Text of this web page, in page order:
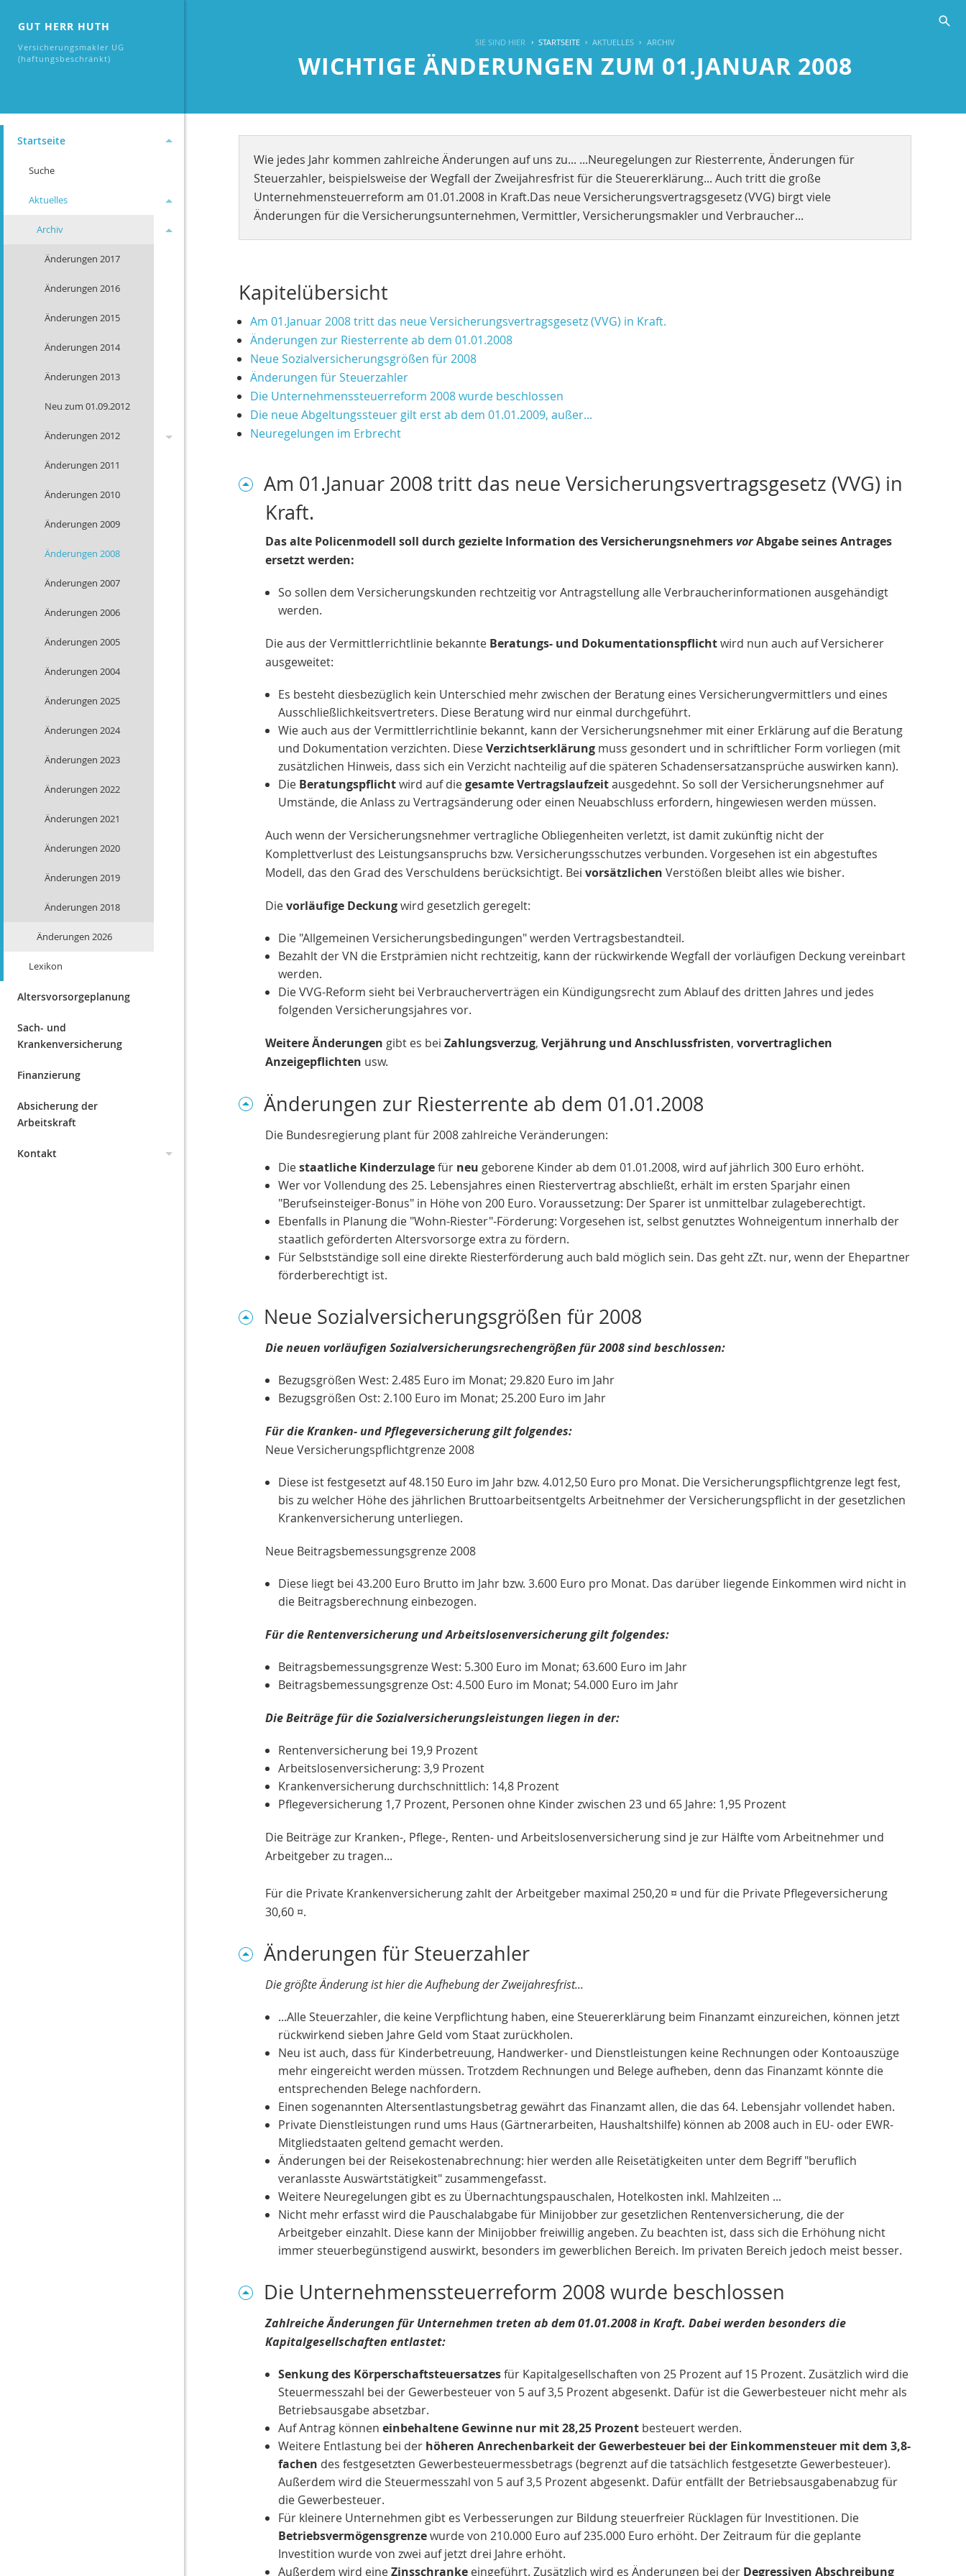
GUT HERR HUTH
Versicherungsmakler UG
(haftungsbeschränkt)
Startseite
Suche
Aktuelles
Archiv
Änderungen 2017
Änderungen 2016
Änderungen 2015
Änderungen 2014
Änderungen 2013
Neu zum 01.09.2012
Änderungen 2012
Wechsel Strom,Gas
Warnbutton
Mitbestimmung EU-
Änderungen 2011
Änderungen 2010
Änderungen 2009
Änderungen 2008
Änderungen 2007
Änderungen 2006
Änderungen 2005
Änderungen 2004
Änderungen 2025
Änderungen 2024
Änderungen 2023
Änderungen 2022
Änderungen 2021
Änderungen 2020
Änderungen 2019
Änderungen 2018
Änderungen 2026
Lexikon
Altersvorsorgeplanung
Sach- und
Krankenversicherung
Finanzierung
Absicherung der
Arbeitskraft
Kontakt
SIE SIND HIER STARTSEITE AKTUELLES ARCHIV
WICHTIGE ÄNDERUNGEN ZUM 01.JANUAR 2008
Wie jedes Jahr kommen zahlreiche Änderungen auf uns zu... ...Neuregelungen zur Riesterrente, Änderungen für
Steuerzahler, beispielsweise der Wegfall der Zweijahresfrist für die Steuererklärung... Auch tritt die große
Unternehmensteuerreform am 01.01.2008 in Kraft.Das neue Versicherungsvertragsgesetz (VVG) birgt viele
Änderungen für die Versicherungsunternehmen, Vermittler, Versicherungsmakler und Verbraucher...
Kapitelübersicht
Am 01.Januar 2008 tritt das neue Versicherungsvertragsgesetz (VVG) in Kraft.
Änderungen zur Riesterrente ab dem 01.01.2008
Neue Sozialversicherungsgrößen für 2008
Änderungen für Steuerzahler
Die Unternehmenssteuerreform 2008 wurde beschlossen
Die neue Abgeltungssteuer gilt erst ab dem 01.01.2009, außer...
Neuregelungen im Erbrecht
Am 01.Januar 2008 tritt das neue Versicherungsvertragsgesetz (VVG) in
Kraft.
Das alte Policenmodell soll durch gezielte Information des VersicherungsnehmersvorAbgabe seines Antrages
ersetzt werden:
So sollen dem Versicherungskunden rechtzeitig vor Antragstellung alle Verbraucherinformationen ausgehändigt
werden.
Die aus der Vermittlerrichtlinie bekannte Beratungs- und Dokumentationspflichtwird nun auch auf Versicherer
ausgeweitet:
Es besteht diesbezüglich kein Unterschied mehr zwischen der Beratung eines Versicherungvermittlers und eines
Ausschließlichkeitsvertreters. Diese Beratung wird nur einmal durchgeführt.
Wie auch aus der Vermittlerrichtlinie bekannt, kann der Versicherungsnehmer mit einer Erklärung auf die Beratung
und Dokumentation verzichten. DieseVerzichtserklärungmuss gesondert und in schriftlicher Form vorliegen (mit
zusätzlichen Hinweis, dass sich ein Verzicht nachteilig auf die späteren Schadensersatzansprüche auswirken kann).
Die Beratungspflichtwird auf diegesamte Vertragslaufzeitausgedehnt. So soll der Versicherungsnehmer auf
Umstände, die Anlass zu Vertragsänderung oder einen Neuabschluss erfordern, hingewiesen werden müssen.
Auch wenn der Versicherungsnehmer vertragliche Obliegenheiten verletzt, ist damit zukünftig nicht der
Komplettverlust des Leistungsanspruchs bzw. Versicherungsschutzes verbunden. Vorgesehen ist ein abgestuftes
Modell, das den Grad des Verschuldens berücksichtigt. Bei vorsätzlichen Verstößen bleibt alles wie bisher.
Dievorläufige Deckungwird gesetzlich geregelt:
Die "Allgemeinen Versicherungsbedingungen" werden Vertragsbestandteil.
Bezahlt der VN die Erstprämien nicht rechtzeitig, kann der rückwirkende Wegfall der vorläufigen Deckung vereinbart
werden.
Die VVG-Reform sieht bei Verbraucherverträgen ein Kündigungsrecht zum Ablauf des dritten Jahres und jedes
folgenden Versicherungsjahres vor.
Weitere Änderungen gibt es bei Zahlungsverzug, Verjährung und Anschlussfristen, vorvertraglichen
Anzeigepflichten usw.
Änderungen zur Riesterrente ab dem 01.01.2008
Die Bundesregierung plant für 2008 zahlreiche Veränderungen:
Diestaatliche Kinderzulagefür neu geborene Kinder ab dem 01.01.2008, wird auf jährlich 300 Euro erhöht.
Wer vor Vollendung des 25. Lebensjahres einen Riestervertrag abschließt, erhält im ersten Sparjahr einen
"Berufseinsteiger-Bonus" in Höhe von 200 Euro. Voraussetzung: Der Sparer ist unmittelbar zulageberechtigt.
Ebenfalls in Planung die "Wohn-Riester"-Förderung: Vorgesehen ist, selbst genutztes Wohneigentum innerhalb der
staatlich geförderten Altersvorsorge extra zu fördern.
Für Selbstständige soll eine direkte Riesterförderung auch bald möglich sein. Das geht zZt. nur, wenn der Ehepartner
förderberechtigt ist.
Neue Sozialversicherungsgrößen für 2008
Die neuen vorläufigen Sozialversicherungsrechengrößen für 2008 sind beschlossen:
Bezugsgrößen West: 2.485 Euro im Monat; 29.820 Euro im Jahr
Bezugsgrößen Ost: 2.100 Euro im Monat; 25.200 Euro im Jahr
Für die Kranken- und Pflegeversicherung gilt folgendes:
Neue Versicherungspflichtgrenze 2008
Diese ist festgesetzt auf 48.150 Euro im Jahr bzw. 4.012,50 Euro pro Monat. Die Versicherungspflichtgrenze legt fest,
bis zu welcher Höhe des jährlichen Bruttoarbeitsentgelts Arbeitnehmer der Versicherungspflicht in der gesetzlichen
Krankenversicherung unterliegen.
Neue Beitragsbemessungsgrenze 2008
Diese liegt bei 43.200 Euro Brutto im Jahr bzw. 3.600 Euro pro Monat. Das darüber liegende Einkommen wird nicht in
die Beitragsberechnung einbezogen.
Für die Rentenversicherung und Arbeitslosenversicherung gilt folgendes:
Beitragsbemessungsgrenze West: 5.300 Euro im Monat; 63.600 Euro im Jahr
Beitragsbemessungsgrenze Ost: 4.500 Euro im Monat; 54.000 Euro im Jahr
Die Beiträge für die Sozialversicherungsleistungen liegen in der:
Rentenversicherung bei 19,9 Prozent
Arbeitslosenversicherung: 3,9 Prozent
Krankenversicherung durchschnittlich: 14,8 Prozent
Pflegeversicherung 1,7 Prozent, Personen ohne Kinder zwischen 23 und 65 Jahre: 1,95 Prozent
Die Beiträge zur Kranken-, Pflege-, Renten- und Arbeitslosenversicherung sind je zur Hälfte vom Arbeitnehmer und
Arbeitgeber zu tragen...
Für die Private Krankenversicherung zahlt der Arbeitgeber maximal 250,20 ¤ und für die Private Pflegeversicherung
30,60 ¤.
Änderungen für Steuerzahler
Die größte Änderung ist hier die Aufhebung der Zweijahresfrist...
...Alle Steuerzahler, die keine Verpflichtung haben, eine Steuererklärung beim Finanzamt einzureichen, können jetzt
rückwirkend sieben Jahre Geld vom Staat zurückholen.
Neu ist auch, dass für Kinderbetreuung, Handwerker- und Dienstleistungen keine Rechnungen oder Kontoauszüge
mehr eingereicht werden müssen. Trotzdem Rechnungen und Belege aufheben, denn das Finanzamt könnte die
entsprechenden Belege nachfordern.
Einen sogenannten Altersentlastungsbetrag gewährt das Finanzamt allen, die das 64. Lebensjahr vollendet haben.
Private Dienstleistungen rund ums Haus (Gärtnerarbeiten, Haushaltshilfe) können ab 2008 auch in EU- oder EWR-
Mitgliedstaaten geltend gemacht werden.
Änderungen bei der Reisekostenabrechnung: hier werden alle Reisetätigkeiten unter dem Begriff "beruflich
veranlasste Auswärtstätigkeit" zusammengefasst.
Weitere Neuregelungen gibt es zu Übernachtungspauschalen, Hotelkosten inkl. Mahlzeiten ...
Nicht mehr erfasst wird die Pauschalabgabe für Minijobber zur gesetzlichen Rentenversicherung, die der
Arbeitgeber einzahlt. Diese kann der Minijobber freiwillig angeben. Zu beachten ist, dass sich die Erhöhung nicht
immer steuerbegünstigend auswirkt, besonders im gewerblichen Bereich. Im privaten Bereich jedoch meist besser.
Die Unternehmenssteuerreform 2008 wurde beschlossen
Zahlreiche Änderungen für Unternehmen treten ab dem 01.01.2008 in Kraft. Dabei werden besonders die
Kapitalgesellschaften entlastet:
Senkung des Körperschaftsteuersatzesfür Kapitalgesellschaften von 25 Prozent auf 15 Prozent. Zusätzlich wird die
Steuermesszahl bei der Gewerbesteuer von 5 auf 3,5 Prozent abgesenkt. Dafür ist die Gewerbesteuer nicht mehr als
Betriebsausgabe absetzbar.
Auf Antrag können einbehaltene Gewinne nur mit 28,25 Prozentbesteuert werden.
Weitere Entlastung bei der höheren Anrechenbarkeit der Gewerbesteuer bei der Einkommensteuer mit dem 3,8-
fachen des festgesetzten Gewerbesteuermessbetrags (begrenzt auf die tatsächlich festgesetzte Gewerbesteuer).
Außerdem wird die Steuermesszahl von 5 auf 3,5 Prozent abgesenkt. Dafür entfällt der Betriebsausgabenabzug für
die Gewerbesteuer.
Für kleinere Unternehmen gibt es Verbesserungen zur Bildung steuerfreier Rücklagen für Investitionen. Die
Betriebsvermögensgrenzewurde von 210.000 Euro auf 235.000 Euro erhöht. Der Zeitraum für die geplante
Investition wurde von zwei auf jetzt drei Jahre erhöht.
Außerdem wird eineZinsschrankeeingeführt. Zusätzlich wird es Änderungen bei der Degressiven Abschreibung